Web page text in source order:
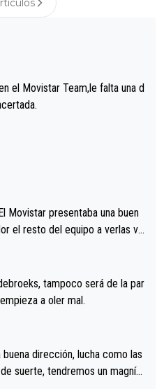
el Movistar Team,le falta una d
más acertada.
Movistar presentaba una buen
el resto del equipo a verlas ve
de Enric Más en San Seb
sigue la mejoría, podríamos ten
tampoco será de la par
a oler mal.
buena dirección, lucha como las
suerte, tendremos un magnífi